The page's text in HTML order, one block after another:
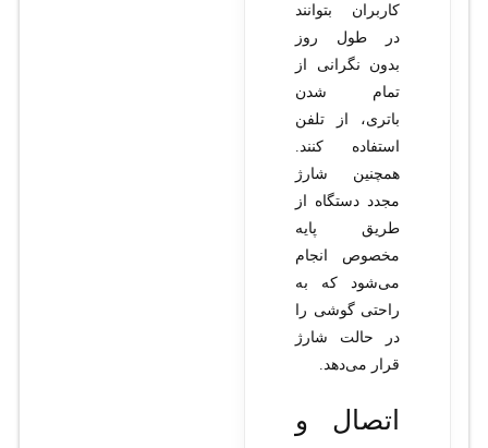
کاربران بتوانند
در طول روز
بدون نگرانی از
تمام شدن
باتری، از تلفن
استفاده کنند.
همچنین شارژ
مجدد دستگاه از
طریق پایه
مخصوص انجام
می‌شود که به
راحتی گوشی را
در حالت شارژ
قرار می‌دهد.
اتصال و